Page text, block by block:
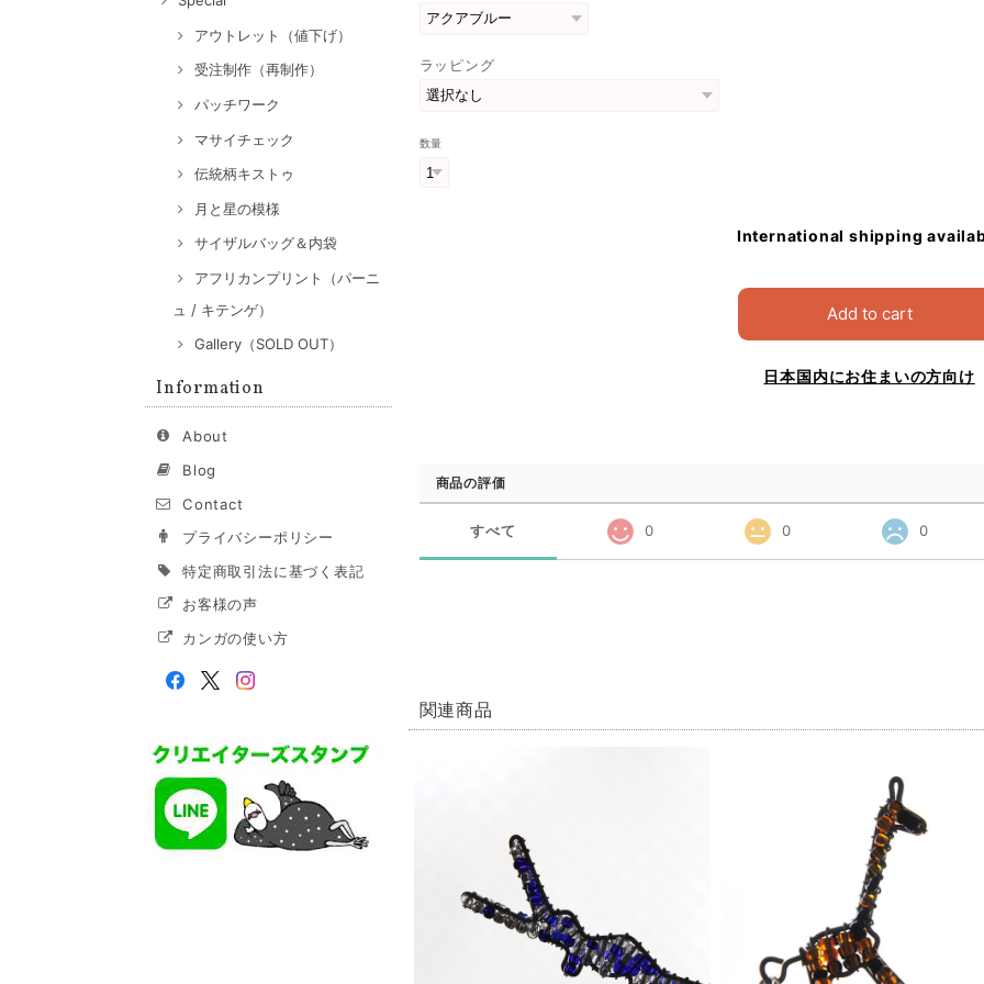
アウトレット（値下げ）
受注制作（再制作）
パッチワーク
マサイチェック
伝統柄キストゥ
月と星の模様
サイザルバッグ＆内袋
アフリカンプリント（パーニ
ュ / キテンゲ）
Gallery（SOLD OUT）
Information
About
Blog
Contact
プライバシーポリシー
特定商取引法に基づく表記
お客様の声
カンガの使い方
ラッピング
数量
International shipping
Add to cart
日本国内にお住まいの方向け
商品の評価
すべて 0 0 0
関連商品